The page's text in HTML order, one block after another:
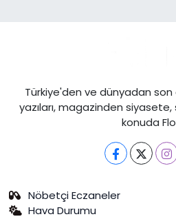
Türkiye'den ve dünyadan
yazıları, magazinden
konuda
Nöbetçi Eczaneler
Hava Durumu